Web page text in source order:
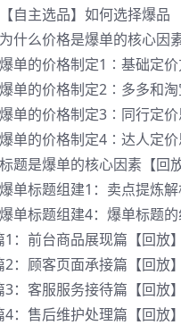
自主选品】如何选择爆品
什么价格是爆单的核心因素
单的价格制定1∶基础定价
单的价格制定2∶多多和淘
单的价格制定3∶同行定价
单的价格制定4∶达人定价
题是爆单的核心因素【回放
单标题组建1：卖点提炼解
单标题组建4：爆单标题
：前台商品展现篇【回放】
：顾客页面承接篇【回放】
：客服服务接待篇【回放】
：售后维护处理篇【回放】